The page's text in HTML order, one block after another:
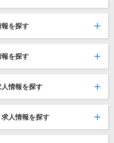
を探す
を探す
情報を探す
人情報を探す